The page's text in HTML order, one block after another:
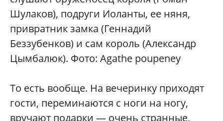
Шулаков), подруги Иоланты, ее няня,
привратник замка (Геннадий
Беззубенков) и сам король (Александр
Цымбалюк). Фото: Agathe poupeney
То есть вообще. На вечеринку приходят
гости, переминаются с ноги на ногу,
вручают подарки — очень странные,